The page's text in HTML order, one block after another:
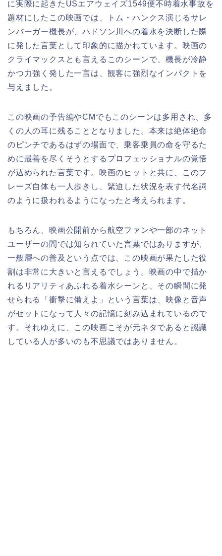
に実際に起きたUSエアウェイズ1549便不時着水事故を
題材にしたこの映画では、トム・ハンクス演じるサレ
ンバーガー機長が、ハドソン川への着水を決断した際
に発した言葉として印象的に描かれています。映画の
クライマックスとも言えるこのシーンで、機長が冷静
かつ力強く発した一言は、観客に強烈なインパクトを
与えました。
この映画の予告編やCMでもこのシーンは多用され、多
くの人の耳に残ることとなりました。本来は絶体絶命
のピンチであるはずの場面で、乗客乗員の命を守るた
めに最善を尽くそうとするプロフェッショナルの覚悟
が込められた言葉です。映画のヒットと共に、このフ
レーズ自体も一人歩きし、緊迫した状況を表す代名詞
のように扱われるようになったと考えられます。
もちろん、映画公開前から航空ファンや一部のネット
ユーザーの間では知られていた言葉ではありますが、
一般層への普及という点では、この映画が果たした役
割は非常に大きいと言えるでしょう。映画の中で描か
れるリアリティあふれる着水シーンと、その瞬間に発
せられる「衝撃に備えよ」という言葉は、映像と音声
がセットになって人々の記憶に刻み込まれているので
す。それゆえに、この映画こそが元ネタであると認識
している人が多いのも不思議ではありません。